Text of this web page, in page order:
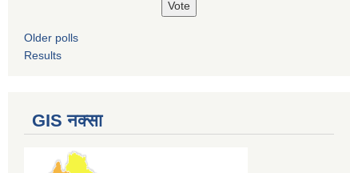
Older polls
Results
GIS नक्सा